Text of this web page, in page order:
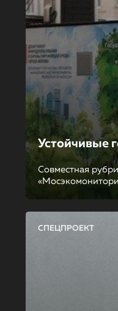
Устойчивые
Совместная
СПЕЦПРОЕКТ